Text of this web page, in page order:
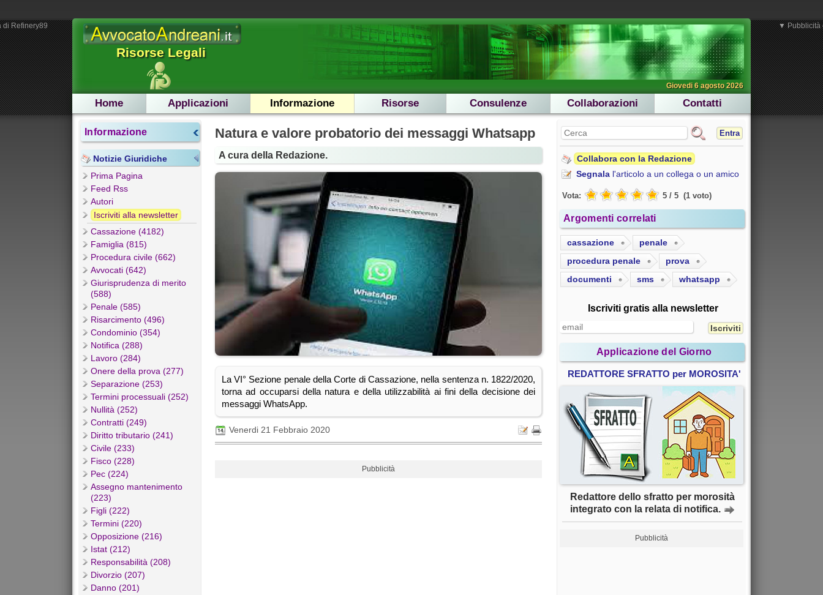
Risorse Legali
Giovedi 6 agosto 2026
Home Applicazioni Informazione Risorse Consulenze Collaborazioni Contatti
Informazione
Notizie Giuridiche
Prima Pagina
Feed Rss
Autori
Iscriviti alla newsletter
Cassazione (4182)
Famiglia (815)
Procedura civile (662)
Avvocati (642)
Giurisprudenza di merito
(588)
Penale (585)
Risarcimento (496)
Condominio (354)
Notifica (288)
Lavoro (284)
Onere della prova (277)
Separazione (253)
Termini processuali (252)
Nullità (252)
Contratti (249)
Diritto tributario (241)
Civile (233)
Fisco (228)
Pec (224)
Assegno mantenimento
(223)
Figli (222)
Termini (220)
Opposizione (216)
Istat (212)
Responsabilità (208)
Divorzio (207)
Danno (201)
Natura e valore probatorio dei messaggi Whatsapp
A cura della Redazione.
La VI° Sezione penale della Corte di Cassazione, nella sentenza n. 1822/2020,
torna ad occuparsi della natura e della utilizzabilità ai fini della decisione dei
messaggi WhatsApp.
Venerdi 21 Febbraio 2020
Pubblicità
Entra
Collabora con la Redazione
Segnala l'articolo a un collega o un amico
Vota: 5 / 5 (1 voto)
Argomenti correlati
cassazione
penale
procedura penale
prova
documenti
sms whatsapp
Iscriviti gratis alla newsletter
Applicazione del Giorno
REDATTORE SFRATTO per MOROSITA'
Redattore dello sfratto per morosità
integrato con la relata di notifica.
Pubblicità
Refinery89 ▼ Pubblicità